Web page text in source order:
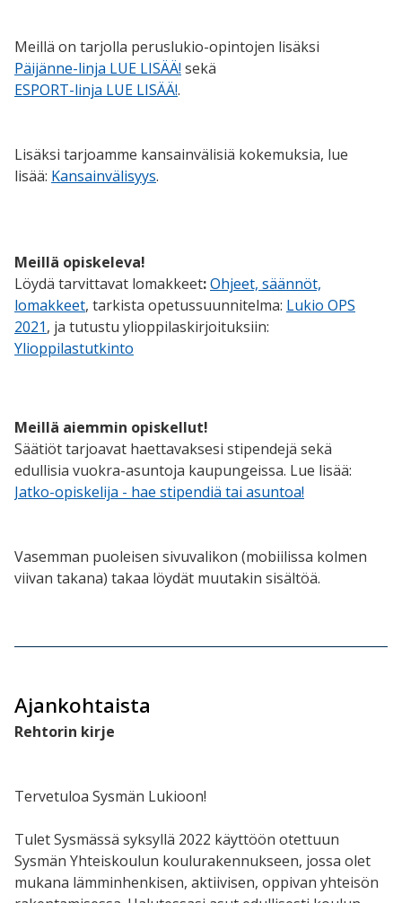
Meillä on tarjolla peruslukio-opintojen lisäksi
Päijänne-linja LUE LISÄÄ! sekä
ESPORT-linja LUE LISÄÄ!​.
Lisäksi tarjoamme kansainvälisiä kokemuksia, lue
lisää: Kansainvälisyys​.
Meillä opiskeleva!
Löydä tarvittavat lomakkeet:Ohjeet, säännöt,
lomakkeet, tarkista opetussuunnitelma: Lukio OPS
2021​, ja tutustu ylioppilaskirjoituksiin:
Ylioppilastutkinto
Meillä aiemmin opiskellut!
Säätiöt tarjoavat haettavaksesi stipendejä sekä
edullisia vuokra-asuntoja kaupungeissa. Lue lisää:
Jatko-opiskelija - hae stipendiä tai asuntoa!
Vasemman puoleisen sivuvalikon (mobiilissa kolmen
viivan takana) takaa löydät muutakin sisältöä.
Ajankohtaista
Rehtorin kirje
Tervetuloa Sysmän Lukioon!
Tulet Sysmässä syksyllä 2022 käyttöön otettuun
Sysmän Yhteiskoulun koulurakennukseen, jossa olet
mukana lämminhenkisen, aktiivisen, oppivan yhteisön